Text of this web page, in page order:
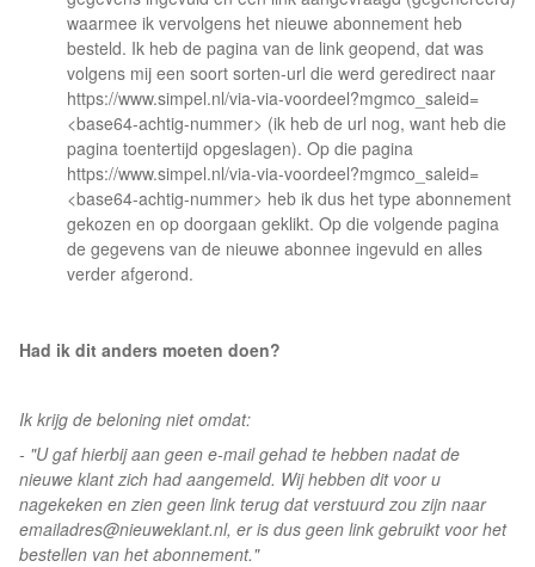
waarmee ik vervolgens het nieuwe abonnement heb
besteld. Ik heb de pagina van de link geopend, dat was
volgens mij een soort sorten-url die werd geredirect naar
https://www.simpel.nl/via-via-voordeel?mgmco_saleid=
<base64-achtig-nummer> (ik heb de url nog, want heb die
pagina toentertijd opgeslagen). Op die pagina
https://www.simpel.nl/via-via-voordeel?mgmco_saleid=
<base64-achtig-nummer> heb ik dus het type abonnement
gekozen en op doorgaan geklikt. Op die volgende pagina
de gegevens van de nieuwe abonnee ingevuld en alles
verder afgerond.
Had ik dit anders moeten doen?
Ik krijg de beloning niet omdat:
- "U gaf hierbij aan geen e-mail gehad te hebben nadat de
nieuwe klant zich had aangemeld. Wij hebben dit voor u
nagekeken en zien geen link terug dat verstuurd zou zijn naar
emailadres@nieuweklant.nl, er is dus geen link gebruikt voor het
bestellen van het abonnement."